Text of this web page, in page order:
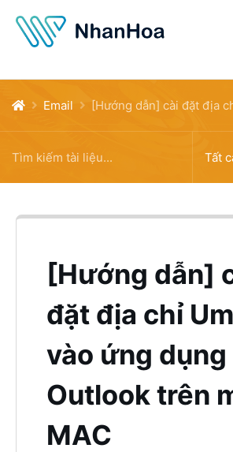
Email [Hướng dẫn] cài đặt địa chỉ Umail vào
[Hướng dẫn]
đặt địa chỉ
vào ứng dụng
Outlook trên
MAC